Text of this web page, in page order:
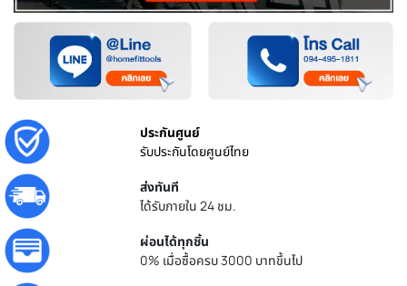
ประกันศูนย์
รับประกันโดยศูนย์ไทย
ส่งทันที
ได้รับภายใน 24 ชม.
ผ่อนได้ทุกชิ้น
0% เมื่อซื้อครบ 3000 บาทขึ้นไป